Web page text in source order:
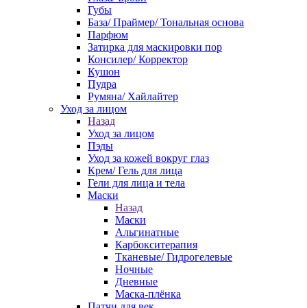
Губы
База/ Праймер/ Тональная основа
Парфюм
Затирка для маскировки пор
Консилер/ Корректор
Кушон
Пудра
Румяна/ Хайлайтер
Уход за лицом
Назад
Уход за лицом
Пэды
Уход за кожей вокруг глаз
Крем/ Гель для лица
Гели для лица и тела
Маски
Назад
Маски
Альгинатные
Карбокситерапия
Тканевые/ Гидрогелевые
Ночные
Дневные
Маска-плёнка